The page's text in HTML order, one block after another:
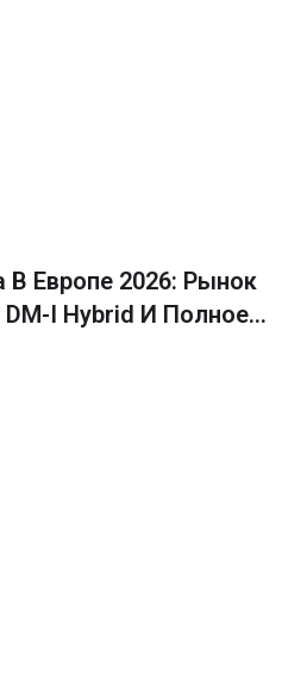
В Европе 2026: Рынок
I Hybrid И Полное